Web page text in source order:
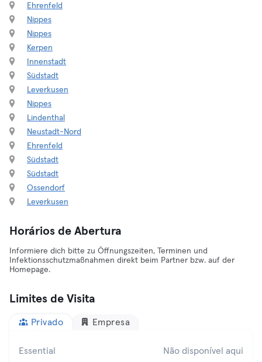
Ehrenfeld
Nippes
Nippes
Kerpen
Innenstadt
Südstadt
Leverkusen
Nippes
Lindenthal
Neustadt-Nord
Ehrenfeld
Südstadt
Südstadt
Ossendorf
Leverkusen
Horários de Abertura
Informiere dich bitte zu Öffnungszeiten, Terminen und
Infektionsschutzmaßnahmen direkt beim Partner bzw. auf der
Homepage.
Limites de Visita
Privado Empresa
Essential Não disponível aqui